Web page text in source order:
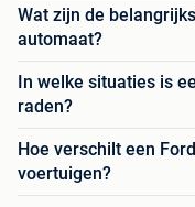
Wat zijn de
automaat?
In welke situaties is
raden?
Hoe verschilt een
voertuigen?